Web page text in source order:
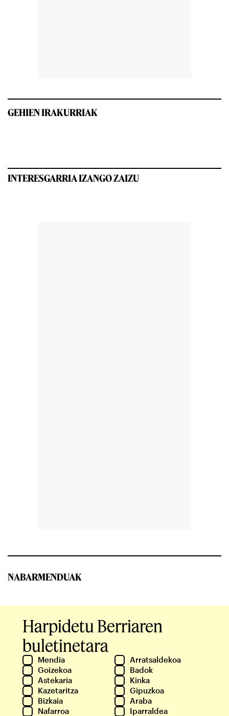
GEHIEN IRAKURRIAK
INTERESGARRIA IZANGO ZAIZU
NABARMENDUAK
Harpidetu Berriaren
buletinetara
Mendia
Arratsaldekoa
Goizekoa
Badok
Astekaria
Kinka
Kazetaritza
Gipuzkoa
Bizkaia
Araba
Nafarroa
Iparraldea